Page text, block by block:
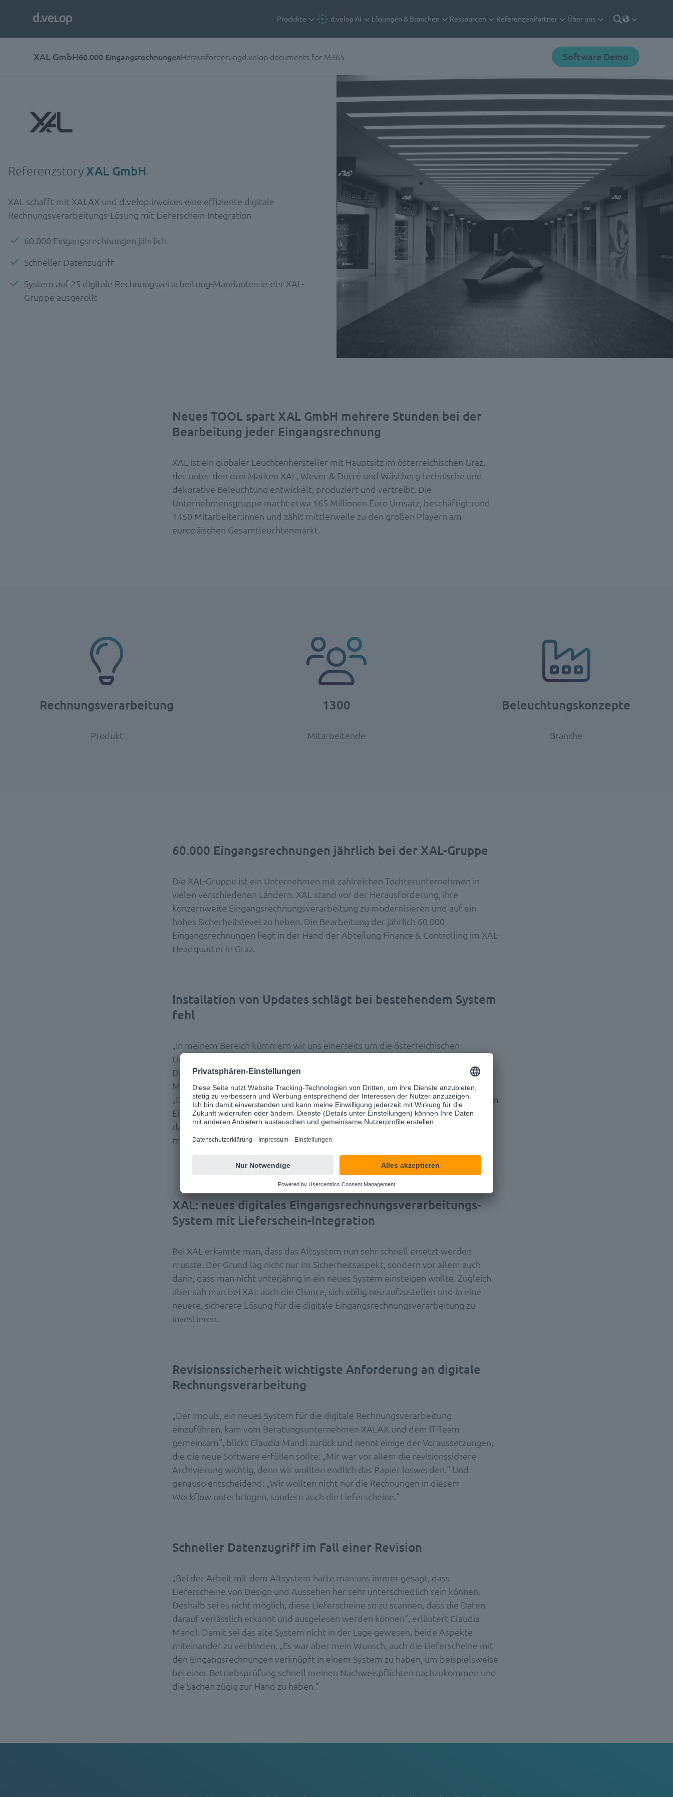
Produkte d.velop AI Lösungen & Branchen Ressourcen ReferenzenPartner Über uns Deutsch
XAL GmbH Software Demo
60.000 EingangsrechnungenHerausforderungd.velop documents for M365
Referenzstory XAL GmbH
XAL schafft mit XALAX und d.velop invoices eine effiziente digitale
Rechnungsverarbeitungs-Lösung mit Lieferschein-Integration
60.000 Eingangsrechnungen jährlich
Schneller Datenzugriff
System auf 25 digitale Rechnungsverarbeitung-Mandanten in der XAL-
Gruppe ausgerollt
Neues TOOL spart XAL GmbH mehrere Stunden bei der
Bearbeitung jeder Eingangsrechnung
XAL ist ein globaler Leuchtenhersteller mit Hauptsitz im österreichischen Graz,
der unter den drei Marken XAL, Wever & Ducré und Wästberg technische und
dekorative Beleuchtung entwickelt, produziert und vertreibt. Die
Unternehmensgruppe macht etwa 165 Millionen Euro Umsatz, beschäftigt rund
1450 Mitarbeiter:innen und zählt mittlerweile zu den großen Playern am
europäischen Gesamtleuchtenmarkt.
Rechnungsverarbeitung
Produkt
1300
Mitarbeitende
Beleuchtungskonzepte
Branche
60.000 Eingangsrechnungen jährlich bei der XAL-Gruppe
Die XAL-Gruppe ist ein Unternehmen mit zahlreichen Tochterunternehmen in
vielen verschiedenen Ländern. XAL stand vor der Herausforderung, ihre
konzernweite Eingangsrechnungsverarbeitung zu modernisieren und auf ein
hohes Sicherheitslevel zu heben. Die Bearbeitung der jährlich 60.000
Eingangsrechnungen liegt in der Hand der Abteilung Finance & Controlling im XAL-
Headquarter in Graz.
Installation von Updates schlägt bei bestehendem System
fehl
„In meinem Bereich kümmern wir uns einerseits um die österreichischen
Unternehmen, aber auch um die internationalen Töchter, für die wir
Dienstleistungen auf außerordentlich hohem Niveau erbringen“, erklärt Claudia
Mandl, Head of Finance & Controlling bei XAL. Sie beschreibt das Kernproblem:
„Die acht österreichischen Unternehmen im Konzern arbeiteten bereits mit einem
Eingangsrechnungs-Workflow. Beim Installieren von Sicherheitsupdates wurde
das digitale Rechnungsverarbeitung-System plötzlich funktionsunfähig und wir
mussten feststellen, dass darin ein Sicherheitsrisiko bestand.“
XAL: neues digitales Eingangsrechnungsverarbeitungs-
System mit Lieferschein-Integration
Bei XAL erkannte man, dass das Altsystem nun sehr schnell ersetzt werden
musste. Der Grund lag nicht nur im Sicherheitsaspekt, sondern vor allem auch
darin, dass man nicht unterjährig in ein neues System einsteigen wollte. Zugleich
aber sah man bei XAL auch die Chance, sich völlig neu aufzustellen und in eine
neuere, sicherere Lösung für die digitale Eingangsrechnungsverarbeitung zu
investieren.
Revisionssicherheit wichtigste Anforderung an digitale
Rechnungsverarbeitung
„Der Impuls, ein neues System für die digitale Rechnungsverarbeitung
einzuführen, kam vom Beratungsunternehmen XALAX und dem IT-Team
gemeinsam“, blickt Claudia Mandl zurück und nennt einige der Voraussetzungen,
die die neue Software erfüllen sollte: „Mir war vor allem die revisionssichere
Archivierung wichtig, denn wir wollten endlich das Papier loswerden.“ Und
genauso entscheidend: „Wir wollten nicht nur die Rechnungen in diesem
Workflow unterbringen, sondern auch die Lieferscheine.“
Schneller Datenzugriff im Fall einer Revision
„Bei der Arbeit mit dem Altsystem hatte man uns immer gesagt, dass
Lieferscheine von Design und Aussehen her sehr unterschiedlich sein können.
Deshalb sei es nicht möglich, diese Lieferscheine so zu scannen, dass die Daten
darauf verlässlich erkannt und ausgelesen werden können“, erläutert Claudia
Mandl. Damit sei das alte System nicht in der Lage gewesen, beide Aspekte
miteinander zu verbinden. „Es war aber mein Wunsch, auch die Lieferscheine mit
den Eingangsrechnungen verknüpft in einem System zu haben, um beispielsweise
bei einer Betriebsprüfung schnell meinen Nachweispflichten nachzukommen und
die Sachen zügig zur Hand zu haben.“